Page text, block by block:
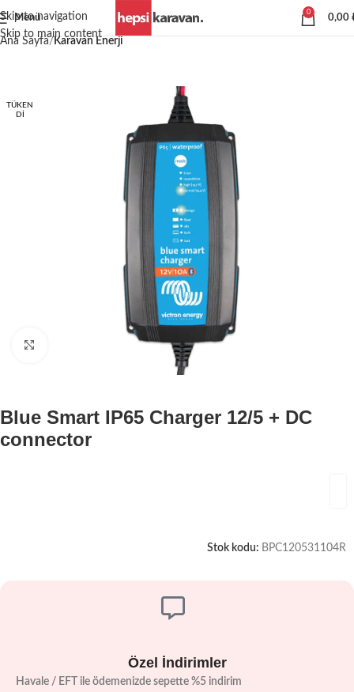
Skip to navigation
Skip to main content
Menü
0
0,00
Ana Sayfa Karavan Enerji
TÜKEN
DI
Büyütmek için tıklayın
Blue Smart IP65 Charger 12/5 + DC
connector
Stok kodu: BPC120531104R
Özel İndirimler
Havale / EFT ile ödemenizde sepette %5 indirim